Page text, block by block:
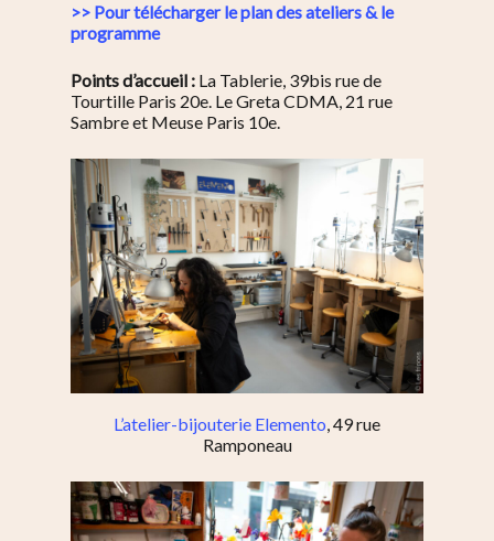
>> Pour télécharger le plan des ateliers & le
programme
Points d’accueil : La Tablerie, 39bis rue de
Tourtille Paris 20e. Le Greta CDMA, 21 rue
Sambre et Meuse Paris 10e.
L’atelier-bijouterie Elemento, 49 rue
Ramponeau